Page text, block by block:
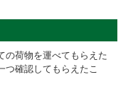
の荷物を運べてもらえた
つ確認してもらえたこ